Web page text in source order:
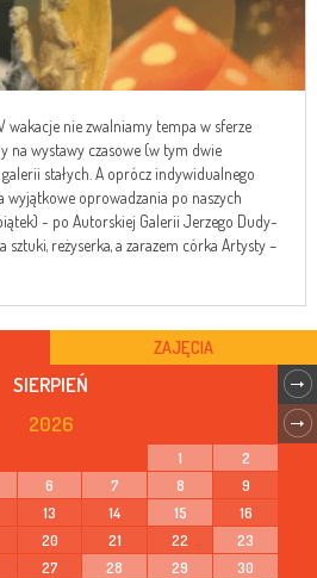
wakacje nie zwalniamy tempa w sferze
na wystawy czasowe (w tym dwie
stałych. A oprócz indywidualnego
wyjątkowe oprowadzania po naszych
- po Autorskiej Galerii Jerzego Dudy-
reżyserka, a zarazem córka Artysty –
ZAJĘCIA
SIERPIEŃ
2026
1
2
6 7 8
9
13 14 15
16
20 21 22
23
27 28 29
30